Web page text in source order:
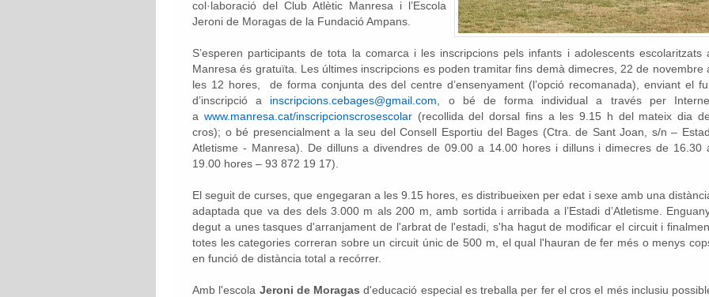
col·laboració del Club Atlètic Manresa i l’Escola
Jeroni de Moragas de la Fundació Ampans.
S’esperen participants de tota la comarca i les inscripcions pels infants i adolescents escolaritzats
Manresa és gratuïta. Les últimes inscripcions es poden tramitar fins demà dimecres, 22 de novembre
les 12 hores, de forma conjunta des del centre d’ensenyament (l’opció recomanada), enviant el
d’inscripció a inscripcions.cebages@gmail.com , o bé de forma individual a través per
a www.manresa.cat/inscripcionscrosescolar(recollida del dorsal fins a les 9.15 h del mateix dia
cros); o bé presencialment a la seu del Consell Esportiu del Bages (Ctra. de Sant Joan, s/n –
Atletisme - Manresa). De dilluns a divendres de 09.00 a 14.00 hores i dilluns i dimecres de 16.30
19.00 hores – 93 872 19 17).
El seguit de curses, que engegaran a les 9.15 hores, es distribueixen per edat i sexe amb una
adaptada que va des dels 3.000 m als 200 m, amb sortida i arribada a l’Estadi d’Atletisme.
degut a unes tasques d'arranjament de l'arbrat de l'estadi, s'ha hagut de modificar el circuit i
totes les categories correran sobre un circuit únic de 500 m, el qual l'hauran de fer més o menys
en funció de distància total a recórrer.
Amb l'escola Jeroni de Moragas d'educació especial es treballa per fer el cros el més inclusiu